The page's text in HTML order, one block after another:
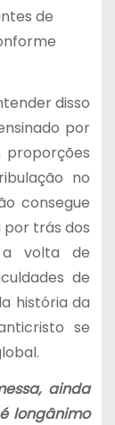
de
disso
por
no
consegue
trás dos
a volta de
de
história da
se
ainda
longânimo